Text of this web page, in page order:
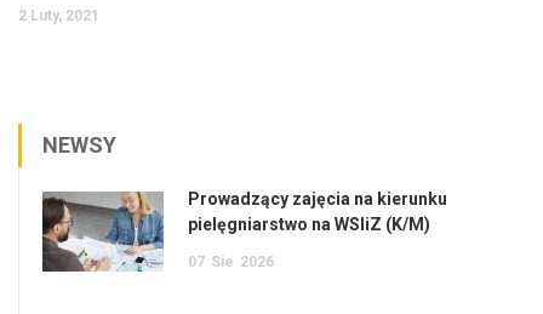
2 Luty, 2021
NEWSY
Prowadzący zajęcia na kierunku
pielęgniarstwo na WSIiZ (K/M)
07 Sie 2026